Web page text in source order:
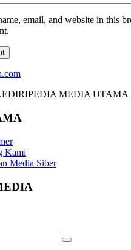
email, and website in this
MEDIA UTAMA
Kami
Media Siber